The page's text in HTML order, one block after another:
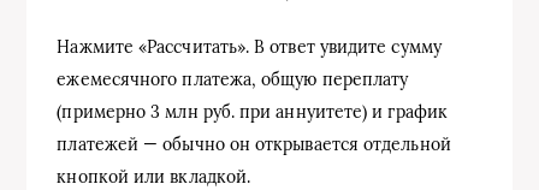
Нажмите «Рассчитать». В ответ увидите сумму
ежемесячного платежа, общую переплату
(примерно 3 млн руб. при аннуитете) и график
платежей — обычно он открывается отдельной
кнопкой или вкладкой.